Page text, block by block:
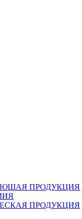
ПРОДУКЦИЯ
ПРОДУКЦИЯ